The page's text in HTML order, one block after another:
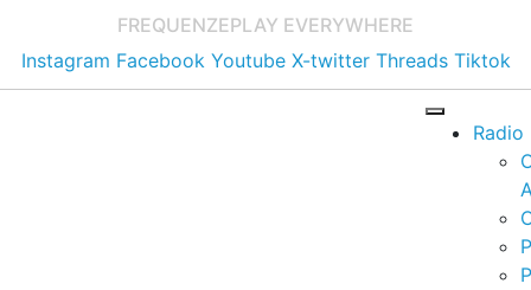
FREQUENZEPLAY EVERYWHERE
Instagram Facebook Youtube X-twitter Threads Tiktok
Radio